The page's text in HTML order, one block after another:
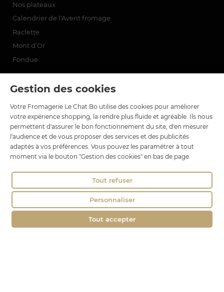
Gestion des cookies
Votre Fromagerie Le Chat Bo utilise des cookies pour améliorer
votre expérience shopping, la rendre plus fluide et agréable. Ils nous
permettent d'assurer le bon fonctionnement du site, d'en mesurer
l'audience et de vous proposer des services et des publicités
adaptés à vos préférences. Vous pouvez les paramétrer à tout
moment via le bouton "Gestion des cookies" en bas de page.
Tout accepter
Tout refuser
Personnaliser
Nos plateaux
Calendrier de l'Avent fromage
Raclette
Mont d’Or
Fondue
Contact
Le Chat Bo
18 rue Brillat Savarin
01100 OYONNAX
Tél. : 04 74 75 60 21